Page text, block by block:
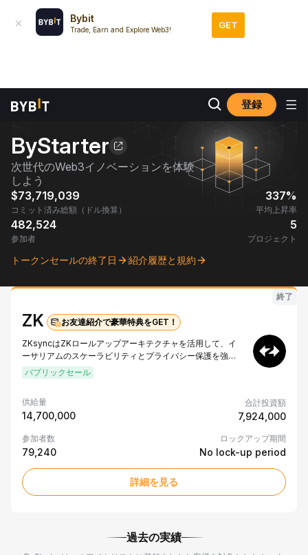
Bybit
Trade, Earn and Explore Web3! GET
イ
ノ
登録
ByStarter
次世代のWeb3イノベーションを体験
しよう
$73,719,039
コミット済み総額（ドル換算）
337%
平均上昇率
482,524
参加者
5
プロジェクト
トークンセールの終了日 紹介履歴と規約
終了
ZK お友達紹介で豪華特典をGET！
ZKsyncはZKロールアップアーキテクチャを活用して、イ
ーサリアムのスケーラビリティとプライバシー保護を強化
します。オフチェーンで計算を行いつつ、メインチェーン
上での強固なセキュリティ保証を維持することにより、ガ
ンを可能にします。このアプローチにより、ネットワーク
の高い効率性と整合性が保証されます。つまり、ZKsync
ョンとなります。
パブリックセール
供給量
14,700,000
合計投資額
7,924,000
参加者数
79,240
ロックアップ期間
No lock-up period
詳細を見る
過去の実績